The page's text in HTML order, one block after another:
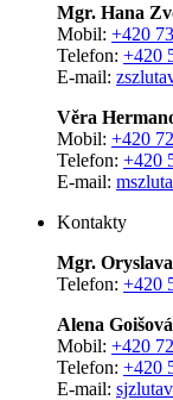
Mgr. Hana
Mobil: +420
Telefon: +420
E-mail:
Věra
Mobil: +420
Telefon: +420
E-mail:
Kontakty
Mgr.
Telefon: +420
Alena
Mobil: +420
Telefon: +420
E-mail: